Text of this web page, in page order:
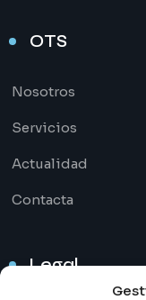
OTS
Nosotros
Servicios
Actualidad
Contacta
Legal